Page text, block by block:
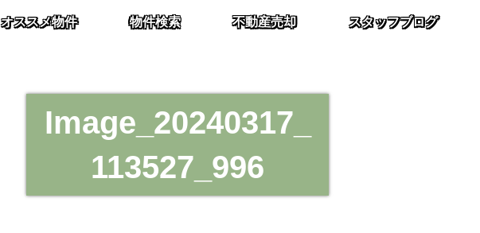
オススメ物件 物件検索 不動産売却 スタッフブログ
Image_20240317_
113527_996